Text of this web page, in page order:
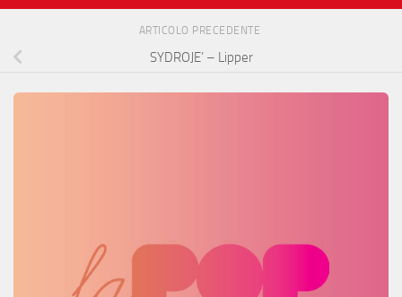
ARTICOLO PRECEDENTE
SYDROJE’ – Lipper